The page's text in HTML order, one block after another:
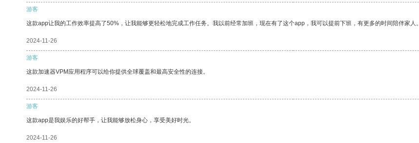
游客
这款app让我的工作效率提高了50%，让我能够更轻松地完成工作任务。我以前经常加班，现在有了这个app，我可以提前下班，有更多的时间陪伴家人。
2024-11-26
游客
这款加速器VPM应用程序可以给你提供全球覆盖和最高安全性的连接。
2024-11-26
游客
这款app是我娱乐的好帮手，让我能够放松身心，享受美好时光。
2024-11-26